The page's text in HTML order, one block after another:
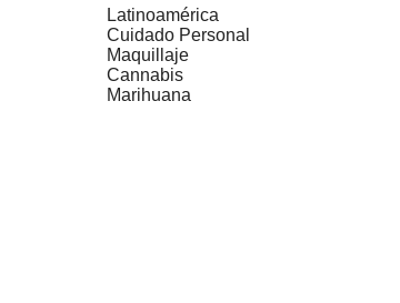
Latinoamérica
Cuidado Personal
Maquillaje
Cannabis
Marihuana